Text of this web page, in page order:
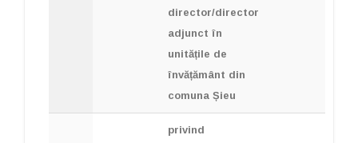
director/director
adjunct în
unitățile de
învățământ din
comuna Șieu
privind